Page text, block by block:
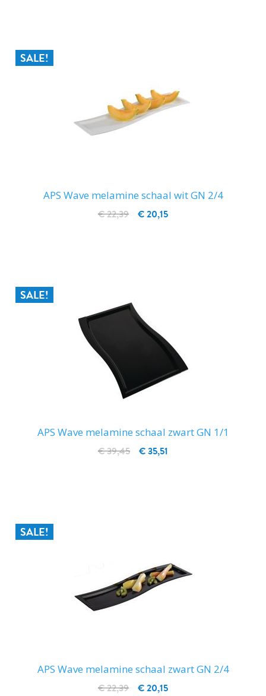
SALE!
APS Wave melamine schaal wit GN 2/4
€ 20,15
€ 22,39
SALE!
APS Wave melamine schaal zwart GN 1/1
€ 35,51
€ 39,45
SALE!
APS Wave melamine schaal zwart GN 2/4
€ 20,15
€ 22,39